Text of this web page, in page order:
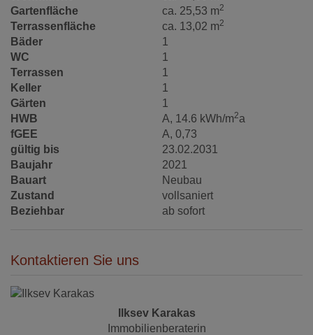
Gartenfläche ca. 25,53 m2
Terrassenfläche ca. 13,02 m2
Bäder
1
WC
1
Terrassen
1
Keller
1
Gärten
1
HWB
A, 14.6 kWh/m2a
fGEE
A, 0,73
gültig bis
23.02.2031
Baujahr
2021
Bauart
Neubau
Zustand
vollsaniert
Beziehbar
ab sofort
Kontaktieren Sie uns
Ilksev Karakas
Immobilienberaterin